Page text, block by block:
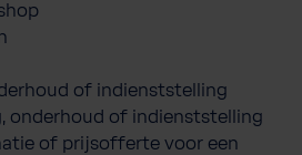
of indienststelling
onderhoud of indienststelling
of prijsofferte voor een